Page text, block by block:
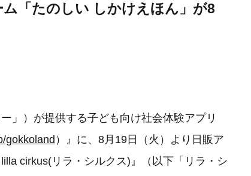
「たのしい しかけえほん」が8
」）が提供する子ども向け社会体験アプリ
gokkoland ）』に、8月19日（火）より日販ア
cirkus(リラ・シルクス)』（以下「リラ・シ